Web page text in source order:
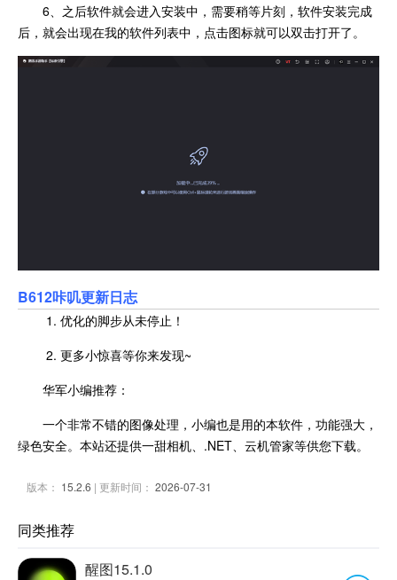
6、之后软件就会进入安装中，需要稍等片刻，软件安装完成
后，就会出现在我的软件列表中，点击图标就可以双击打开了。
B612咔叽更新日志
1. 优化的脚步从未停止！
2. 更多小惊喜等你来发现~
华军小编推荐：
一个非常不错的图像处理，小编也是用的本软件，功能强大，
绿色安全。本站还提供一甜相机、.NET、云机管家等供您下载。
版本： 15.2.6 | 更新时间： 2026-07-31
同类推荐
醒图15.1.0